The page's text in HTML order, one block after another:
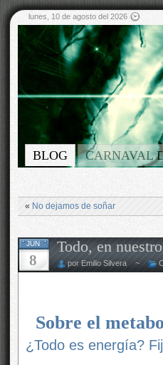
lunes, 10 de agosto del 2026
BLOG CARNAVAL
« No dejamos de soñar
JUN
8
Todo, en
por Emilio Silvera ~
Sobre el
¿Todo es energía?